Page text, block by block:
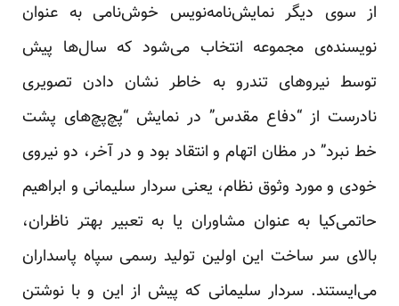
از سوی دیگر نمایش‌نامه‌نویس خوش‌نامی به عنوان
نویسنده‌ی مجموعه انتخاب می‌شود که سال‌ها پیش
توسط نیروهای تندرو به خاطر نشان دادن تصویری
نادرست از “دفاع مقدس” در نمایش “پچ‌پچ‌های پشت
خط نبرد” در مظان اتهام و انتقاد بود و در آخر، دو نیروی
خودی و مورد وثوق نظام، یعنی سردار سلیمانی و ابراهیم
حاتمی‌کیا به عنوان مشاوران یا به تعبیر بهتر ناظران،
بالای سر ساخت این اولین تولید رسمی سپاه پاسداران
می‌ایستند. سردار سلیمانی که پیش از این و با نوشتن